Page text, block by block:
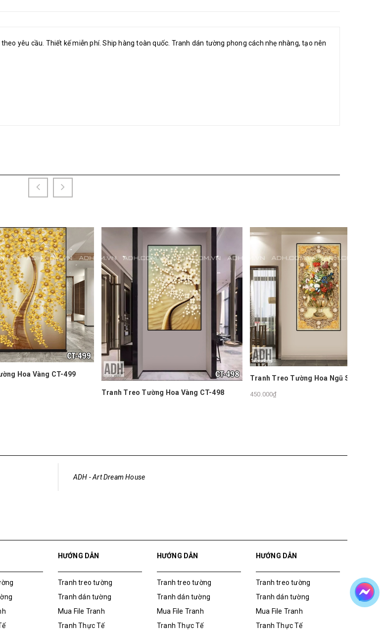
yêu cầu. Thiết kế miễn phí. Ship hàng toàn quốc. Tranh dán tường phong cách nhẹ nhàng, tạo nên
CT-499
Tranh Treo Tường Hoa Vàng CT-498
Tranh Treo Tường Hoa Ngũ Sắc CT-503
450.000₫
ADH - Art Dream House
HƯỚNG DẪN
Tranh treo tường
Tranh dán tường
Mua File Tranh
Tranh Thực Tế
HƯỚNG DẪN
Tranh treo tường
Tranh dán tường
Mua File Tranh
Tranh Thực Tế
HƯỚNG DẪN
Tranh treo tường
Tranh dán tường
Mua File Tranh
Tranh Thực Tế